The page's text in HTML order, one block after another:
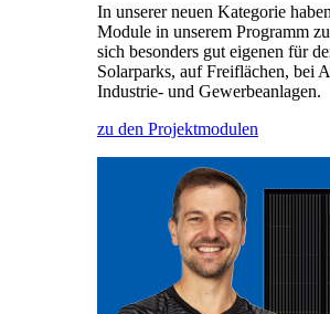
In unserer neuen Kategorie
Module in unserem Programm
sich besonders gut eigenen für
Solarparks, auf Freiflächen, bei
Industrie- und Gewerbeanlagen.
zu den Projektmodulen